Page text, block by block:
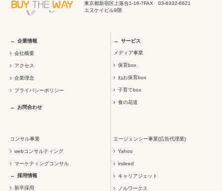
東京都新宿区上落合1-16-7
エヌケイビル9階
FAX 03-6332-6621
企業情報
会社概要
アクセス
企業理念
プライバシーポリシー
お問合わせ
サービス
メディア事業
保育box
ねお保育box
子育てbox
食の花道
コンサル事業
webコンサルティング
マーケティングコンサル
エージェンシー事業(広告代理業)
Yahoo
indeed
キャリアジェット
ノルワークス
採用情報
新卒採用